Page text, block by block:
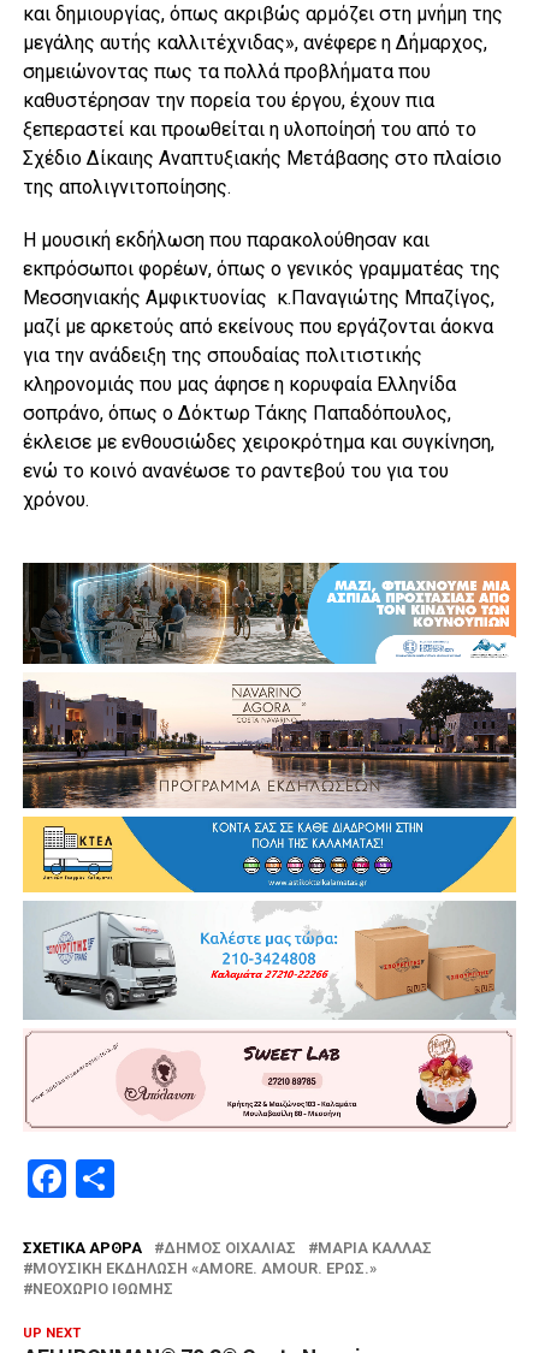
και δημιουργίας, όπως ακριβώς αρμόζει στη μνήμη της
μεγάλης αυτής καλλιτέχνιδας», ανέφερε η Δήμαρχος,
σημειώνοντας πως τα πολλά προβλήματα που
καθυστέρησαν την πορεία του έργου, έχουν πια
ξεπεραστεί και προωθείται η υλοποίησή του από το
Σχέδιο Δίκαιης Αναπτυξιακής Μετάβασης στο πλαίσιο
της απολιγνιτοποίησης.
Η μουσική εκδήλωση που παρακολούθησαν και
εκπρόσωποι φορέων, όπως ο γενικός γραμματέας της
Μεσσηνιακής Αμφικτυονίας κ.Παναγιώτης Μπαζίγος,
μαζί με αρκετούς από εκείνους που εργάζονται άοκνα
για την ανάδειξη της σπουδαίας πολιτιστικής
κληρονομιάς που μας άφησε η κορυφαία Ελληνίδα
σοπράνο, όπως ο Δόκτωρ Τάκης Παπαδόπουλος,
έκλεισε με ενθουσιώδες χειροκρότημα και συγκίνηση,
ενώ το κοινό ανανέωσε το ραντεβού του για του
χρόνου.
Facebook
Μοιραστείτε
ΣΧΕΤΙΚΆ ΆΡΘΡΑ ΔΉΜΟΣ ΟΙΧΑΛΊΑΣ
ΜΑΡΊΑ ΚΆΛΛΑΣ
ΜΟΥΣΙΚΉ ΕΚΔΉΛΩΣΗ «AMORE. AMOUR. ΈΡΩΣ.»
ΝΕΟΧΏΡΙΟ ΙΘΏΜΗΣ
UP NEXT